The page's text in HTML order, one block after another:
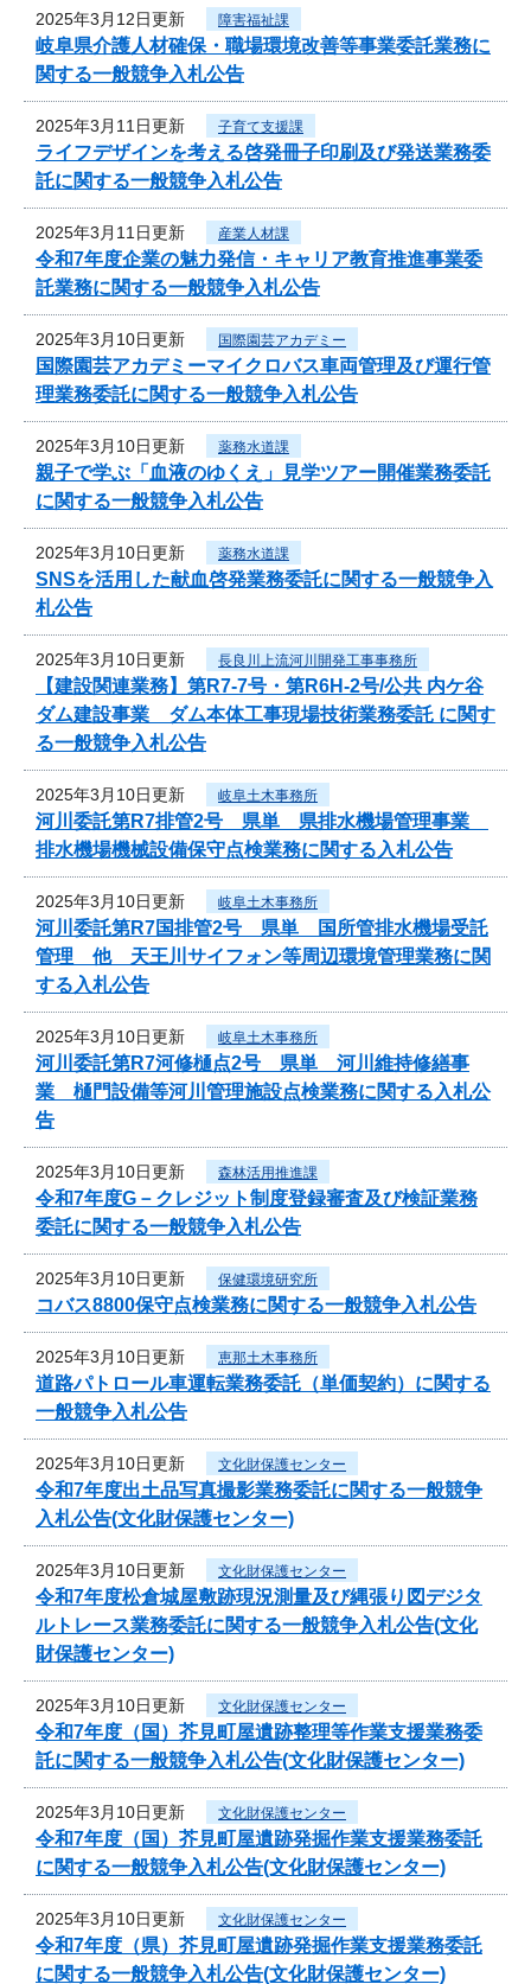
2025年3月12日更新 障害福祉課
岐阜県介護人材確保・職場環境改善等事業委託業務に
関する一般競争入札公告
2025年3月11日更新 子育て支援課
ライフデザインを考える啓発冊子印刷及び発送業務委
託に関する一般競争入札公告
2025年3月11日更新 産業人材課
令和7年度企業の魅力発信・キャリア教育推進事業委
託業務に関する一般競争入札公告
2025年3月10日更新 国際園芸アカデミー
国際園芸アカデミーマイクロバス車両管理及び運行管
理業務委託に関する一般競争入札公告
2025年3月10日更新 薬務水道課
親子で学ぶ「血液のゆくえ」見学ツアー開催業務委託
に関する一般競争入札公告
2025年3月10日更新 薬務水道課
SNSを活用した献血啓発業務委託に関する一般競争入
札公告
2025年3月10日更新 長良川上流河川開発工事事務所
【建設関連業務】第R7-7号・第R6H-2号/公共 内ケ谷
ダム建設事業 ダム本体工事現場技術業務委託 に関す
る一般競争入札公告
2025年3月10日更新 岐阜土木事務所
河川委託第R7排管2号 県単 県排水機場管理事業
排水機場機械設備保守点検業務に関する入札公告
2025年3月10日更新 岐阜土木事務所
河川委託第R7国排管2号 県単 国所管排水機場受託
管理 他 天王川サイフォン等周辺環境管理業務に関
する入札公告
2025年3月10日更新 岐阜土木事務所
河川委託第R7河修樋点2号 県単 河川維持修繕事
業 樋門設備等河川管理施設点検業務に関する入札公
告
2025年3月10日更新 森林活用推進課
令和7年度G－クレジット制度登録審査及び検証業務
委託に関する一般競争入札公告
2025年3月10日更新 保健環境研究所
コバス8800保守点検業務に関する一般競争入札公告
2025年3月10日更新 恵那土木事務所
道路パトロール車運転業務委託（単価契約）に関する
一般競争入札公告
2025年3月10日更新 文化財保護センター
令和7年度出土品写真撮影業務委託に関する一般競争
入札公告(文化財保護センター)
2025年3月10日更新 文化財保護センター
令和7年度松倉城屋敷跡現況測量及び縄張り図デジタ
ルトレース業務委託に関する一般競争入札公告(文化
財保護センター)
2025年3月10日更新 文化財保護センター
令和7年度（国）芥見町屋遺跡整理等作業支援業務委
託に関する一般競争入札公告(文化財保護センター)
2025年3月10日更新 文化財保護センター
令和7年度（国）芥見町屋遺跡発掘作業支援業務委託
に関する一般競争入札公告(文化財保護センター)
2025年3月10日更新 文化財保護センター
令和7年度（県）芥見町屋遺跡発掘作業支援業務委託
に関する一般競争入札公告(文化財保護センター)